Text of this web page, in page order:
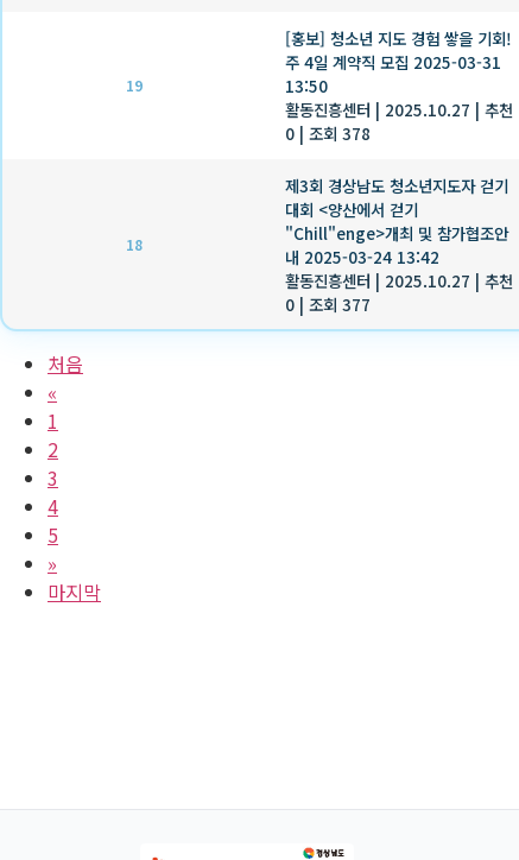
19
[홍보] 청소년 지도 경험 쌓을 기회!
주 4일 계약직 모집 2025-03-31
13:50
활동진흥센터 | 2025.10.27 | 추천
0 | 조회 378
18
제3회 경상남도 청소년지도자 걷기
대회 <양산에서 걷기
"Chill"enge>개최 및 참가협조안
내 2025-03-24 13:42
활동진흥센터 | 2025.10.27 | 추천
0 | 조회 377
처음
«
1
2
3
4
5
»
마지막